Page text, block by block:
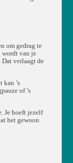
om gedrag te
wordt van je
Dat verlaagt de
kan ’s
of ’s
Je hoeft jezelf
het gewoon